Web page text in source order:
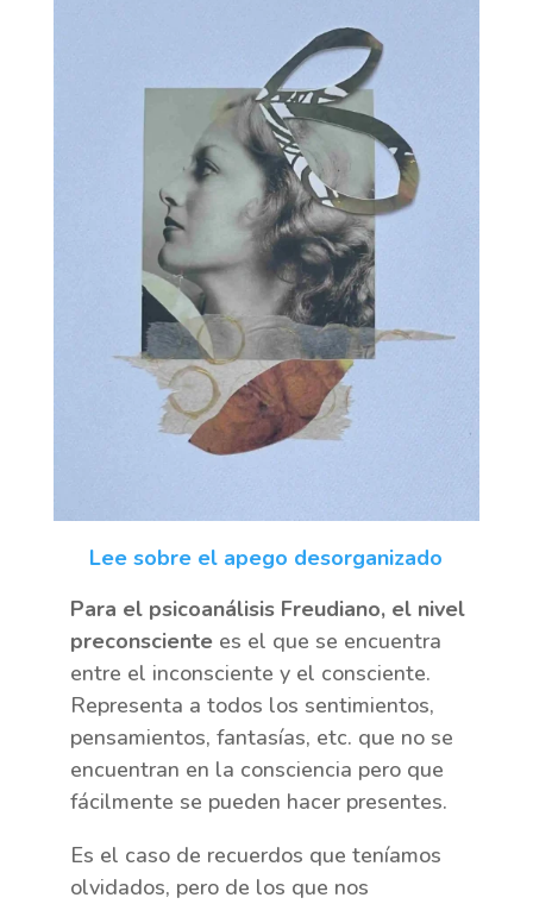
Lee sobre el apego desorganizado
Para el psicoanálisis Freudiano, el nivel
preconscientees el que se encuentra
entre el inconsciente y el consciente.
Representa a todos los sentimientos,
pensamientos, fantasías, etc. que no se
encuentran en la consciencia pero que
fácilmente se pueden hacer presentes.
Es el caso de recuerdos que teníamos
olvidados, pero de los que nos